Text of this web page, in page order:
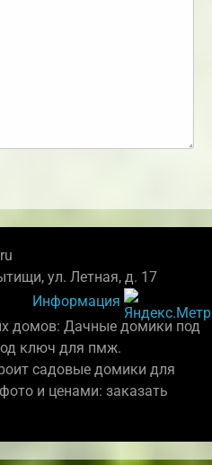
ул. Летная, д. 17
Информация
домов: Дачные домики под
ключ для пмж.
садовые домики для
и ценами: заказать